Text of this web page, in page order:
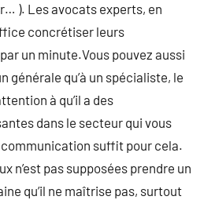
). Les avocats experts, en
concrétiser leurs
un minute.Vous pouvez aussi
générale qu’à un spécialiste, le
à qu’il a des
dans le secteur qui vous
suffit pour cela.
n’est pas supposées prendre un
qu’il ne maîtrise pas, surtout